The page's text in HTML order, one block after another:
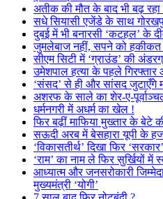
अतीक की मौत के बाद भी बढ़ रहा
सधे सियासी एजेंडे के साथ
दुबई में भी बनारसी ‘कटहल’ के
जुमलेबाज नहीं, सपने को हकीकत
सीएम सिटी में ‘ग्राउंड’ की
उमेशपाल हत्या के पहले गिरफ्तार
‘संसद’ से ही और सांसद जुटाएँगे
अशरफ के साले का शेर-ए-
धर्मनगरी में अधर्म का खेल !
फिर बढ़ीं माफिया मुख्तार के बेटे
सऊदी अरब में बेसहारा यूपी के
‘विकासतीर्थ’ दिखा फिर
‘राम’ का नाम ले फिर सुर्खियों में
आध्यात्म और जनसरोकारी
मुख्यमंत्री ‘योगी’